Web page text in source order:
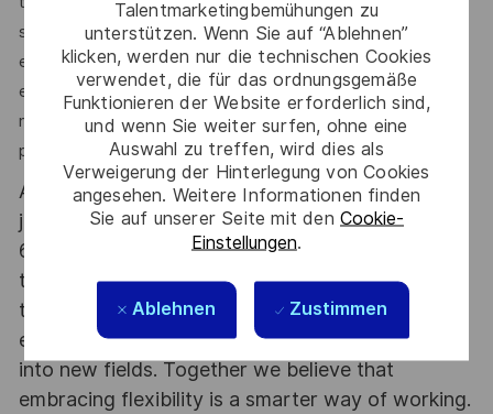
Talentmarketingbemühungen zu
unterstützen. Wenn Sie auf “Ablehnen”
klicken, werden nur die technischen Cookies
verwendet, die für das ordnungsgemäße
Funktionieren der Website erforderlich sind,
und wenn Sie weiter surfen, ohne eine
Auswahl zu treffen, wird dies als
Verweigerung der Hinterlegung von Cookies
angesehen. Weitere Informationen finden
Sie auf unserer Seite mit den Cookie-
Einstellungen.
Ablehnen Zustimmen
su raza, color, religión, sexo, nacionalidad, ascendencia,
embarazo, edad, orientación sexual, identidad de género,
estado civil, condición de veterano protegido, afección
médica o discapacidad, o cualquier otra característica
protegida por la ley.
At Thales we provide CAREERS and not only
jobs. With Thales employing 80,000 employees in
68 countries our mobility policy enables
thousands of employees each year to develop
their careers at home and abroad, in their
existing areas of expertise or by branching out
into new fields. Together we believe that
embracing flexibility is a smarter way of working.